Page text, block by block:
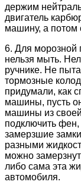
держим
двигатель
машину, а потом
6. Для морозной
нельзя мыть.
ручнике. Не
тормозные
придумали, как
машины, пусть
машины из
подключить
замерзшие
разными
можно
либо сама эта
автомобиля.